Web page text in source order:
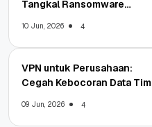
Tangkal Ransomware
10 Jun, 2026 4
VPN untuk Perusahaan:
Cegah Kebocoran Data Tim
09 Jun, 2026 4